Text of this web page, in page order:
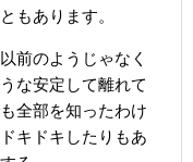
もあります。
前のようじゃなく
な安定して離れて
全部を知ったわけ
キドキしたりもあ